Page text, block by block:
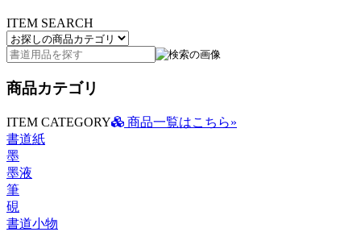
ITEM SEARCH
商品カテゴリ
ITEM CATEGORY
商品一覧はこちら»
書道紙
墨
墨液
筆
硯
書道小物